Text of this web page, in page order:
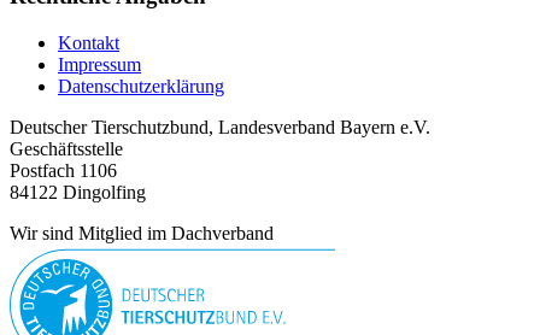
Kontakt
Impressum
Datenschutzerklärung
Deutscher Tierschutzbund, Landesverband Bayern e.V.
Geschäftsstelle
Postfach 1106
84122 Dingolfing
Wir sind Mitglied im Dachverband